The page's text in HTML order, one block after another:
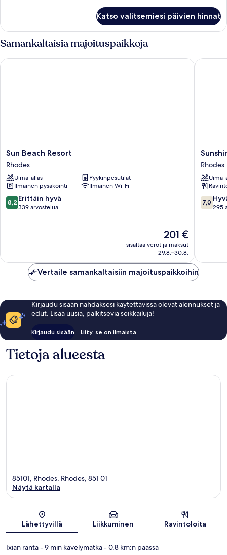
Katso valitsemiesi päivien hinnat
Samankaltaisia majoituspaikkoja
Sun
Beach
Resort
Rhodes
Sun Beach Resort
Rhodes
Uima-allas
Pyykinpesutilat
Ilmainen pysäköinti
Ilmainen Wi-Fi
8.2
kautta
8,2 Erittäin hyvä
339 arvostelua
Hinta
on
201 €
201 €
sisältää verot ja maksut
29.8.–30.8.
Sun Beach Resort
Rhodes
-
All
Inclusive
Rhodes
Rhodes
Uima-
7.0
kautta
7,0
295
Vertaile samankaltaisiin majoituspaikkoihin
Kirjaudu sisään nähdäksesi käytettävissä olevat alennukset ja
edut. Lisää uusia, palkitsevia seikkailuja!
Kirjaudu sisään Liity, se on ilmaista
Tietoja alueesta
Kartta
85101, Rhodes, Rhodes, 851 01
Näytä kartalla
Lähettyvillä Liikkuminen Ravintoloita
Ixian ranta- 9 min kävelymatka- 0.8 km:n päässä